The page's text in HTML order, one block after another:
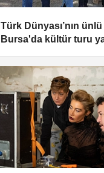
Türk Dünyası’nın ünlü
Bursa'da kültür turu